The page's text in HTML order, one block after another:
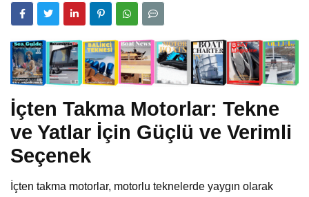
İçten Takma Motorlar: Tekne
ve Yatlar İçin Güçlü ve Verimli
Seçenek
İçten takma motorlar, motorlu teknelerde yaygın olarak